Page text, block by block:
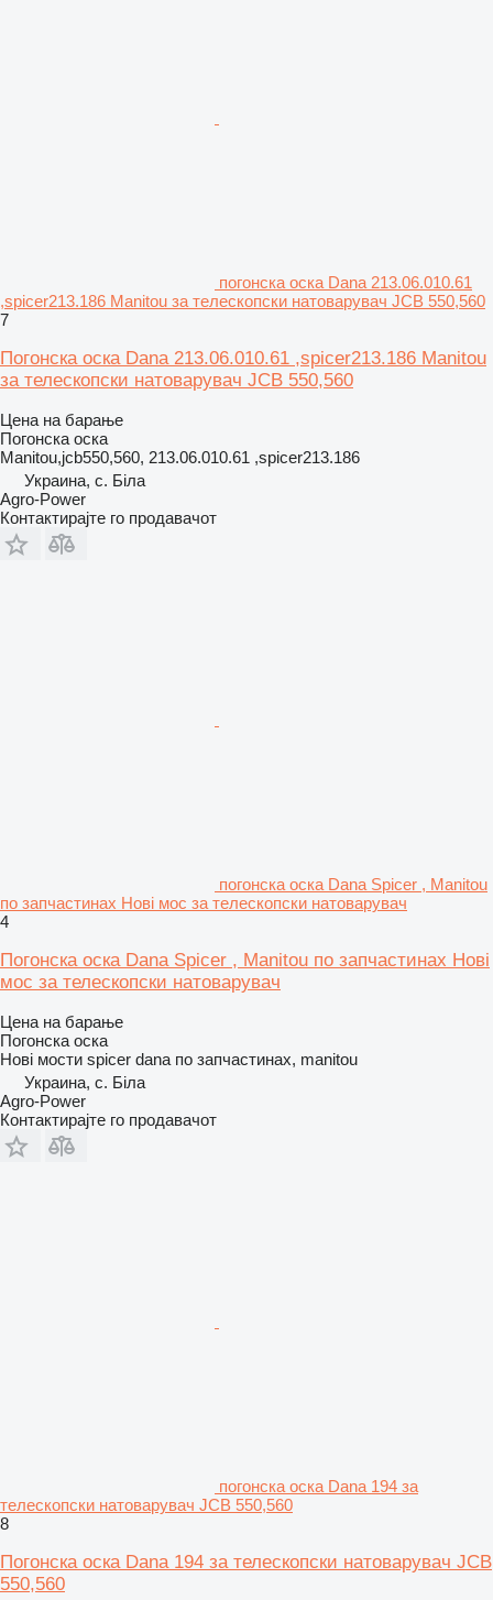
погонска оска Dana 213.06.010.61
,spicer213.186 Manitou за телескопски натоварувач JCB 550,560
7
Погонска оска Dana 213.06.010.61 ,spicer213.186 Manitou
за телескопски натоварувач JCB 550,560
Цена на барање
Погонска оска
Manitou,jcb550,560, 213.06.010.61 ,spicer213.186
Украина, с. Біла
Agro-Power
Контактирајте го продавачот
погонска оска Dana Spicer , Manitou
по запчастинах Нові мос за телескопски натоварувач
4
Погонска оска Dana Spicer , Manitou по запчастинах Нові
мос за телескопски натоварувач
Цена на барање
Погонска оска
Нові мости spicer dana по запчастинах, manitou
Украина, с. Біла
Agro-Power
Контактирајте го продавачот
погонска оска Dana 194 за
телескопски натоварувач JCB 550,560
8
Погонска оска Dana 194 за телескопски натоварувач JCB
550,560